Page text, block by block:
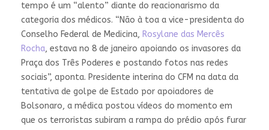
tempo é um “alento” diante do reacionarismo da
categoria dos médicos. “Não à toa a vice-presidenta do
Conselho Federal de Medicina, Rosylane das Mercês
Rocha, estava no 8 de janeiro apoiando os invasores da
Praça dos Três Poderes e postando fotos nas redes
sociais”, aponta. Presidente interina do CFM na data da
tentativa de golpe de Estado por apoiadores de
Bolsonaro, a médica postou vídeos do momento em
que os terroristas subiram a rampa do prédio após furar